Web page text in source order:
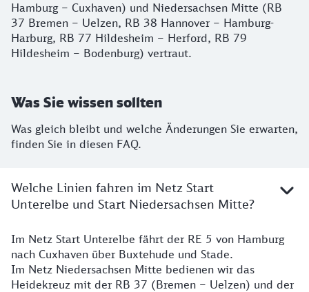
Hamburg – Cuxhaven) und Niedersachsen Mitte (RB
37 Bremen – Uelzen, RB 38 Hannover – Hamburg-
Harburg, RB 77 Hildesheim – Herford, RB 79
Hildesheim – Bodenburg) vertraut.
Was Sie wissen sollten
Was gleich bleibt und welche Änderungen Sie erwarten,
finden Sie in diesen FAQ.
Welche Linien fahren im Netz Start
Unterelbe und Start Niedersachsen Mitte?
Details
Im Netz Start Unterelbe fährt der RE 5 von Hamburg
nach Cuxhaven über Buxtehude und Stade.
Im Netz Niedersachsen Mitte bedienen wir das
Heidekreuz mit der RB 37 (Bremen – Uelzen) und der